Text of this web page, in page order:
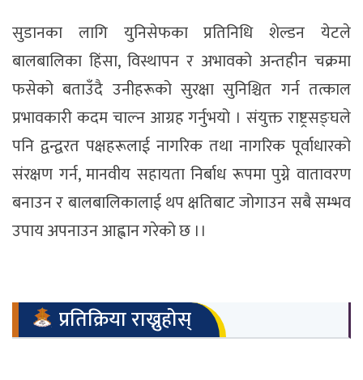
सुडानका लागि युनिसेफका प्रतिनिधि शेल्डन येटले
बालबालिका हिंसा, विस्थापन र अभावको अन्तहीन चक्रमा
फसेको बताउँदै उनीहरूको सुरक्षा सुनिश्चित गर्न तत्काल
प्रभावकारी कदम चाल्न आग्रह गर्नुभयो । संयुक्त राष्ट्रसङ्घले
पनि द्वन्द्वरत पक्षहरूलाई नागरिक तथा नागरिक पूर्वाधारको
संरक्षण गर्न, मानवीय सहायता निर्बाध रूपमा पुग्ने वातावरण
बनाउन र बालबालिकालाई थप क्षतिबाट जोगाउन सबै सम्भव
उपाय अपनाउन आह्वान गरेको छ ।।
प्रतिक्रिया राख्नुहोस्